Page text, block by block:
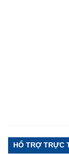
HỔ TRỢ TRỰC